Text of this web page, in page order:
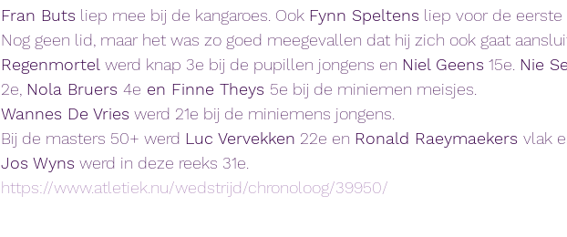
Fran Buts liep mee bij de kangaroes. Ook Fynn Speltens liep voor de eerste
Nog geen lid, maar het was zo goed meegevallen dat hij zich ook gaat
Regenmortel werd knap 3e bij de pupillen jongens en Niel Geens 15e. Nie
2e, Nola Bruers 4e en Finne Theys 5e bij de miniemen meisjes.
Wannes De Vries werd 21e bij de miniemens jongens.
Bij de masters 50+ werd Luc Vervekken 22e en Ronald Raeymaekers vlak
Jos Wyns werd in deze reeks 31e.
https://www.atletiek.nu/wedstrijd/chronoloog/39950/